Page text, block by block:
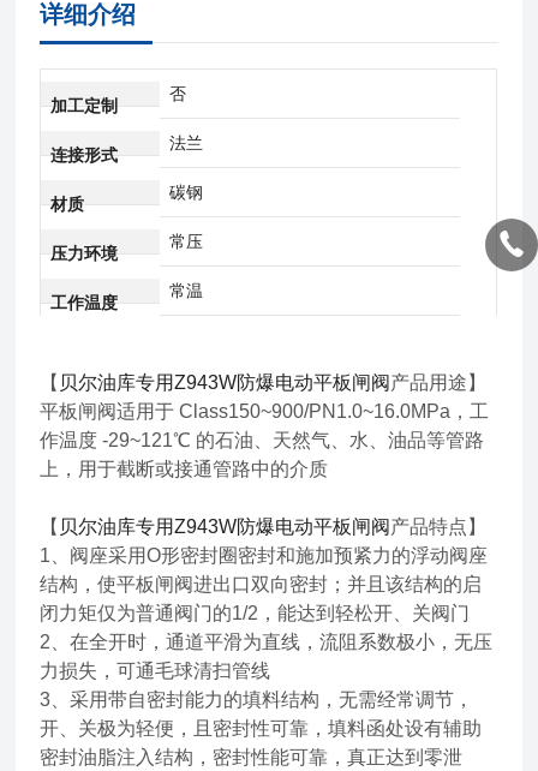
详细介绍
加工定制
否
连接形式
法兰
材质
碳钢
压力环境
常压
工作温度
常温
【 贝尔油库专用Z943W防爆电动平板闸阀产品用途】
平板闸阀适用于 Class150~900/PN1.0~16.0MPa，工
作温度 -29~121℃ 的石油、天然气、水、油品等管路
上，用于截断或接通管路中的介质
【 贝尔油库专用Z943W防爆电动平板闸阀产品特点】
1、阀座采用O形密封圈密封和施加预紧力的浮动阀座
结构，使平板闸阀进出口双向密封；并且该结构的启
闭力矩仅为普通阀门的1/2，能达到轻松开、关阀门
2、在全开时，通道平滑为直线，流阻系数极小，无压
力损失，可通毛球清扫管线
3、采用带自密封能力的填料结构，无需经常调节，
开、关极为轻便，且密封性可靠，填料函处设有辅助
密封油脂注入结构，密封性能可靠，真正达到零泄